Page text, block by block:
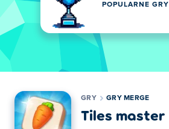
POPULARNE GRY
GRY GRY MERGE
Tiles master